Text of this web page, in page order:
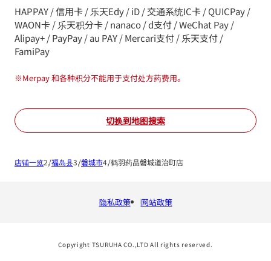
HAPPAY / 信用卡 / 乐天Edy / iD / 交通系统IC卡 / QUICPay /
WAON卡 / 乐天积分卡 / nanaco / d支付 / WeChat Pay /
Alipay+ / PayPay / au PAY / Mercari支付 / 乐天支付 /
FamiPay
※Merpay 和各种积分不能用于支付处方药费用。
切换到地图搜索
店铺一览 福岛县 磐城市 鹤羽药品磐城道治町店
隐私政策 网站政策
Copyright TSURUHA CO.,LTD All rights reserved.